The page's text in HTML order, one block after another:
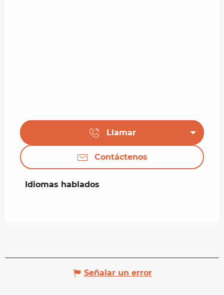
Llamar
Contáctenos
Idiomas hablados
Idiomas hablados
Señalar un error